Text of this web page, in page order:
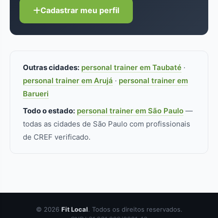
real.Cadastrar meu perfil
Outras cidades: personal trainer em Taubaté ·
personal trainer em Arujá · personal trainer em
Barueri
Todo o estado: personal trainer em São Paulo —
todas as cidades de São Paulo com profissionais
de CREF verificado.
© 2026 Fit Local. Todos os direitos reservados.